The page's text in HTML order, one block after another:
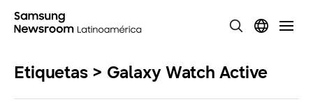
Etiquetas > Galaxy Watch Active